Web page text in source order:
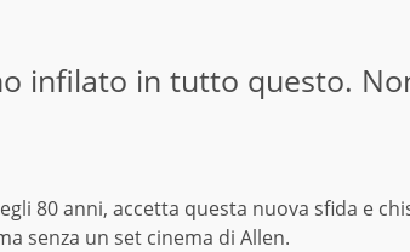
infilato in tutto questo.
80 anni, accetta questa nuova sfida e
senza un set cinema di Allen.